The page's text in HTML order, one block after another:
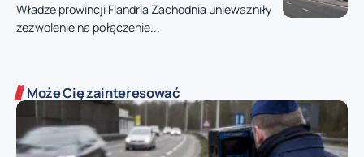
Władze prowincji Flandria Zachodnia unieważniły
zezwolenie na połączenie...
Może Cię zainteresować